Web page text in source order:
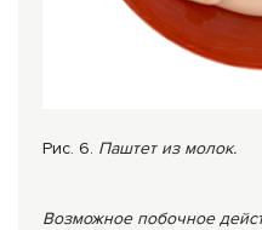
Рис. 6. Паштет из молок.
Возможное побочное